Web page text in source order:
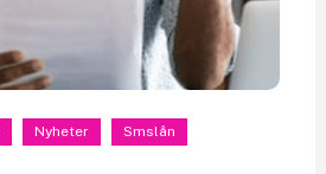
Nyheter
Smslån